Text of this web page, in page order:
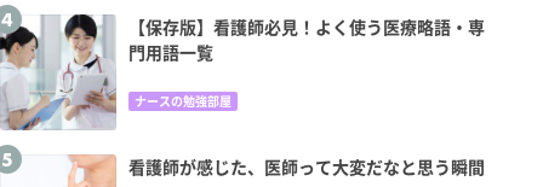
【保存版】看護師必見！よく使う医療略語・専
門用語一覧
ナースの勉強部屋
看護師が感じた、医師って大変だなと思う瞬間